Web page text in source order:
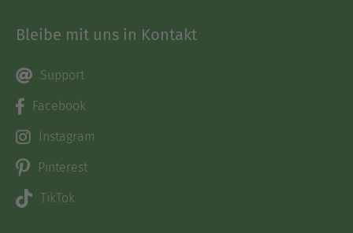
Bleibe mit uns in Kontakt
Support
Facebook
Instagram
Pinterest
TikTok